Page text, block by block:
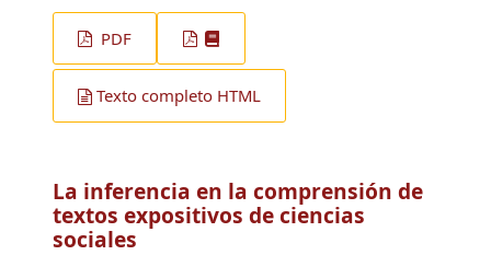
PDF
Texto completo HTML
La inferencia en la comprensión de
textos expositivos de ciencias
sociales